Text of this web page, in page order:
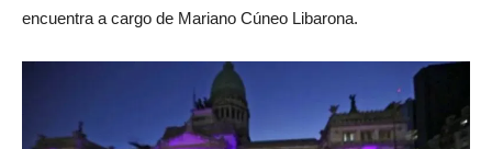
encuentra a cargo de Mariano Cúneo Libarona.